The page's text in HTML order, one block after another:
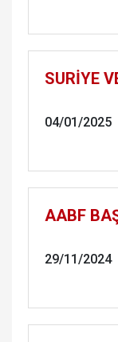
SURİYE
04/01/2025
AABF
29/11/2024